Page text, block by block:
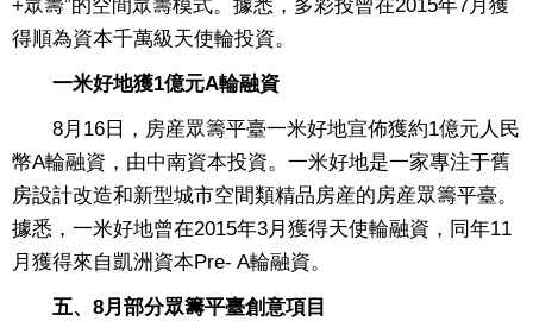
+眾籌”的空間眾籌模式。據悉，多彩投曾在2015年7月獲
得順為資本千萬級天使輪投資。
一米好地獲1億元A輪融資
8月16日，房産眾籌平臺一米好地宣佈獲約1億元人民
幣A輪融資，由中南資本投資。一米好地是一家專注于舊
房設計改造和新型城市空間類精品房産的房産眾籌平臺。
據悉，一米好地曾在2015年3月獲得天使輪融資，同年11
月獲得來自凱洲資本Pre- A輪融資。
五、8月部分眾籌平臺創意項目